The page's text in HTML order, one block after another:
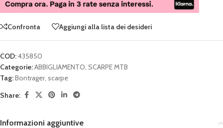
Confronta Aggiungi alla lista dei desideri
COD:435850
Categorie:ABBIGLIAMENTO, SCARPE MTB
Tag:Bontrager, scarpe
Share:
Informazioni aggiuntive